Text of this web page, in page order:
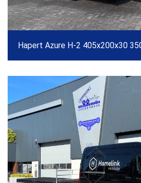
Hapert Azure H-2 405x200x30